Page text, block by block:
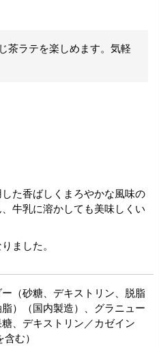
茶ラテを楽しめます。気軽
た香ばしくまろやかな風味の
牛乳に溶かしても美味しくい
ました。
（砂糖、デキストリン、脱脂
）（国内製造）、グラニュー
、デキストリン／カゼイン
む）